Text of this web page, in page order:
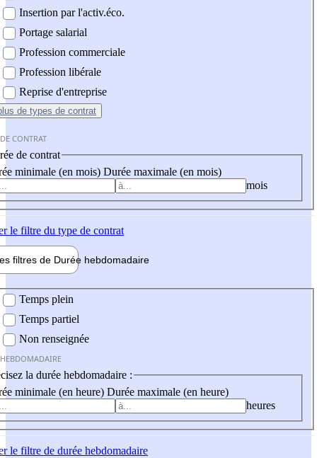
Insertion par l'activ.éco.
Portage salarial
Profession commerciale
Profession libérale
Reprise d'entreprise
de types de contrat
CONTRAT
de contrat
minimale (en mois) Durée maximale (en mois)
mois
le filtre du type de contrat
filtres de Durée hebdomadaire
Temps plein
Temps partiel
Non renseignée
la durée hebdomadaire :
minimale (en heure) Durée maximale (en heure)
heures
le filtre de durée hebdomadaire